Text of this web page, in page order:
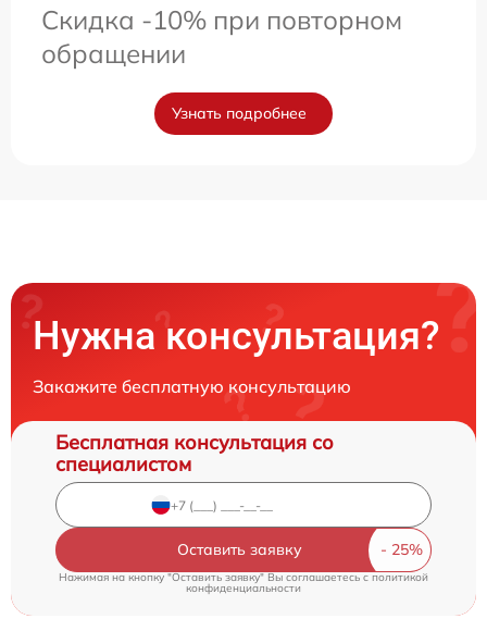
Скидка -10% при повторном
обращении
Узнать подробнее
Нужна консультация?
Закажите бесплатную консультацию
Бесплатная консультация со
специалистом
Оставить заявку
Нажимая на кнопку "Оставить заявку" Вы соглашаетесь c политикой
конфиденциальности